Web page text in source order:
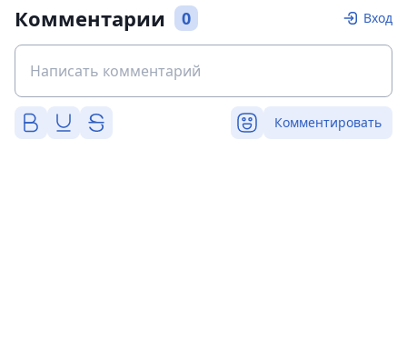
Комментарии 0 Вход
Комментировать